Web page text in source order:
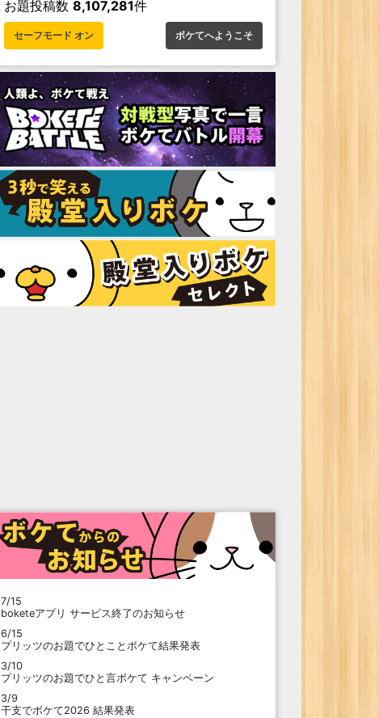
お題投稿数 8,107,281件
セーフモード オン ボケてへようこそ
7/15
boketeアプリ サービス終了のお知らせ
6/15
プリッツのお題でひとことボケて結果発表
3/10
プリッツのお題でひと言ボケて キャンペーン
3/9
干支でボケて2026 結果発表